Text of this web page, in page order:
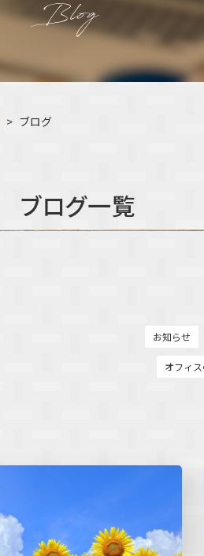
ブログ
ブログ一覧
お知らせ
オフィ